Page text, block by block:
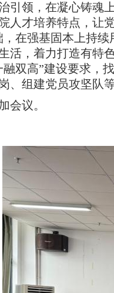
引领，在凝心铸魂
人才培养特点，让
在强基固本上持
活，着力打造有特
双高”建设要求，
、组建党员攻坚队
会议。